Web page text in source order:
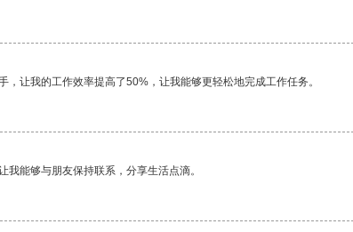
，让我的工作效率提高了50%，让我能够更轻松地完成工作任务。
我能够与朋友保持联系，分享生活点滴。